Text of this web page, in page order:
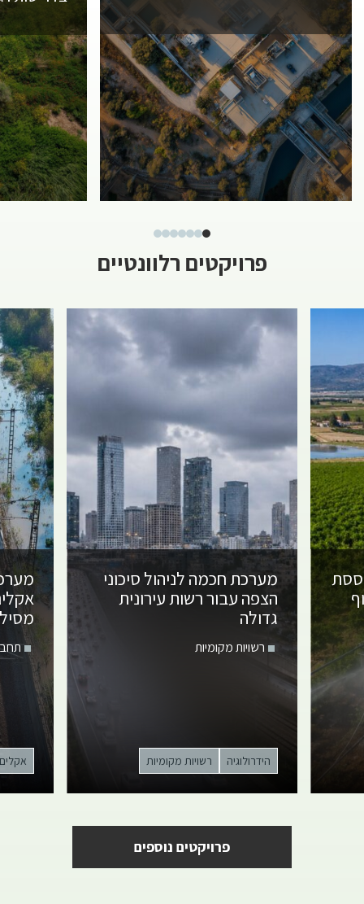
פרויקטים רלוונטיים
מערכת חכמה לניהול סיכוני
הצפה עבור רשות עירונית
גדולה
רשויות מקומיות
הידרולוגיה רשויות מקומיות אקלים
פרויקטים נוספים